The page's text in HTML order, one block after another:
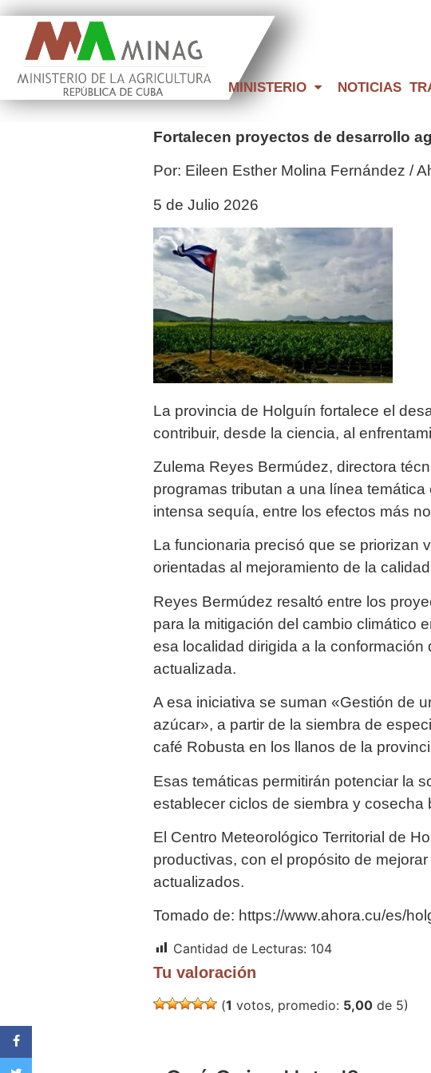
MINISTERIO NOTICIAS
Fortalecen proyectos de desarrollo
Por: Eileen Esther Molina Fernández /
5 de Julio 2026
La provincia de Holguín fortalece el
contribuir, desde la ciencia, al
Zulema Reyes Bermúdez, directora
programas tributan a una línea
intensa sequía, entre los efectos más
La funcionaria precisó que se priorizan
orientadas al mejoramiento de la
Reyes Bermúdez resaltó entre los
para la mitigación del cambio climático
esa localidad dirigida a la
actualizada.
A esa iniciativa se suman «Gestión de
azúcar», a partir de la siembra de
café Robusta en los llanos de la
Esas temáticas permitirán potenciar la
establecer ciclos de siembra y
El Centro Meteorológico Territorial de
productivas, con el propósito de
actualizados.
Tomado de: https://www.ahora.cu/es/
Cantidad de Lecturas: 104
Tu valoración
(1 votos, promedio: 5,00 de 5)